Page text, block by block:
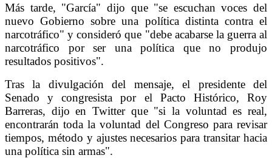
Más tarde, "García" dijo que "se escuchan voces del
nuevo Gobierno sobre una política distinta contra el
narcotráfico" y consideró que "debe acabarse la guerra al
narcotráfico por ser una política que no produjo
resultados positivos".
Tras la divulgación del mensaje, el presidente del
Senado y congresista por el Pacto Histórico, Roy
Barreras, dijo en Twitter que "si la voluntad es real,
encontrarán toda la voluntad del Congreso para revisar
tiempos, método y ajustes necesarios para transitar hacia
una política sin armas".